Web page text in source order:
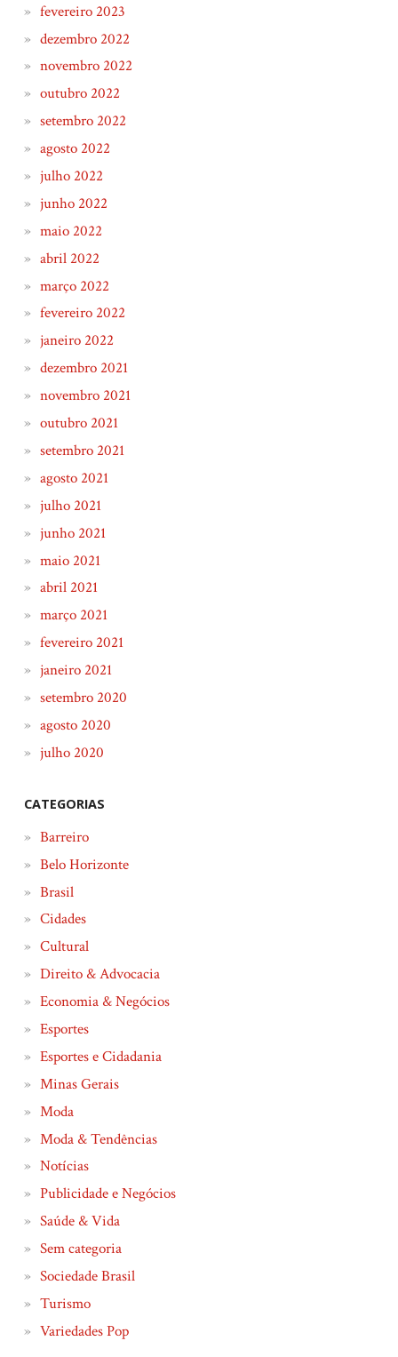
fevereiro 2023
dezembro 2022
novembro 2022
outubro 2022
setembro 2022
agosto 2022
julho 2022
junho 2022
maio 2022
abril 2022
março 2022
fevereiro 2022
janeiro 2022
dezembro 2021
novembro 2021
outubro 2021
setembro 2021
agosto 2021
julho 2021
junho 2021
maio 2021
abril 2021
março 2021
fevereiro 2021
janeiro 2021
setembro 2020
agosto 2020
julho 2020
CATEGORIAS
Barreiro
Belo Horizonte
Brasil
Cidades
Cultural
Direito & Advocacia
Economia & Negócios
Esportes
Esportes e Cidadania
Minas Gerais
Moda
Moda & Tendências
Notícias
Publicidade e Negócios
Saúde & Vida
Sem categoria
Sociedade Brasil
Turismo
Variedades Pop